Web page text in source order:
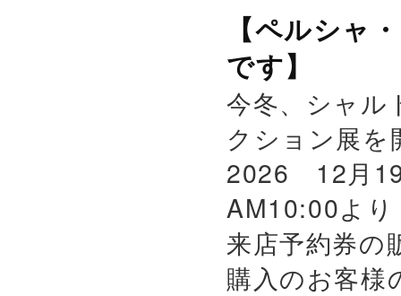
【ペルシャ
です】
今冬、シャル
クション展
2026 12月19
AM10:00よ
来店予約券の
購入のお客様